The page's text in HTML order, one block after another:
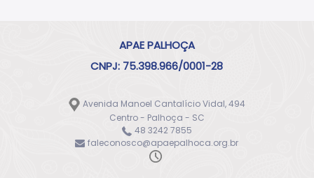
APAE PALHOÇA
CNPJ: 75.398.966/0001-28
Avenida Manoel Cantalício Vidal, 494
Centro - Palhoça - SC
48 3242 7855
faleconosco@apaepalhoca.org.br